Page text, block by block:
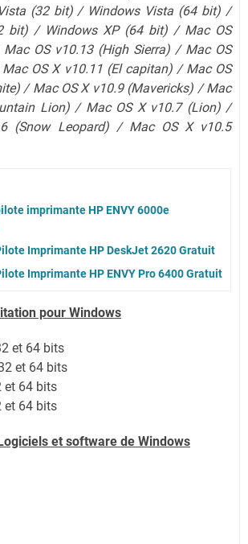
(32 bit) / Windows Vista (64 bit) /
bit) / Windows XP (64 bit) / Mac OS
OS v10.13 (High Sierra) / Mac OS
OS X v10.11 (El capitan) / Mac OS
/ Mac OS X v10.9 (Mavericks) / Mac
Lion) / Mac OS X v10.7 (Lion) /
(Snow Leopard) / Mac OS X v10.5
imprimante HP ENVY 6000e
Imprimante HP DeskJet 2620 Gratuit
Imprimante HP ENVY Pro 6400 Gratuit
pour Windows
et 64 bits
et 64 bits
et 64 bits
et 64 bits
et software de Windows